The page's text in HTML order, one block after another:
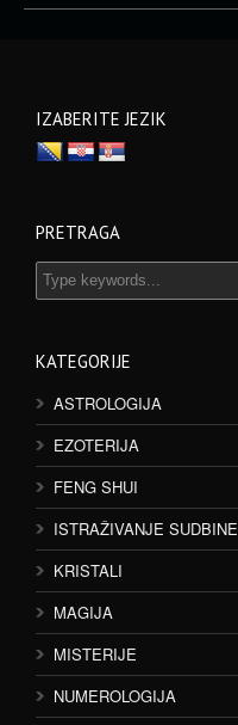
IZABERITE JEZIK
PRETRAGA
KATEGORIJE
ASTROLOGIJA
EZOTERIJA
FENG SHUI
ISTRAŽIVANJE SUDBINE
KRISTALI
MAGIJA
MISTERIJE
NUMEROLOGIJA